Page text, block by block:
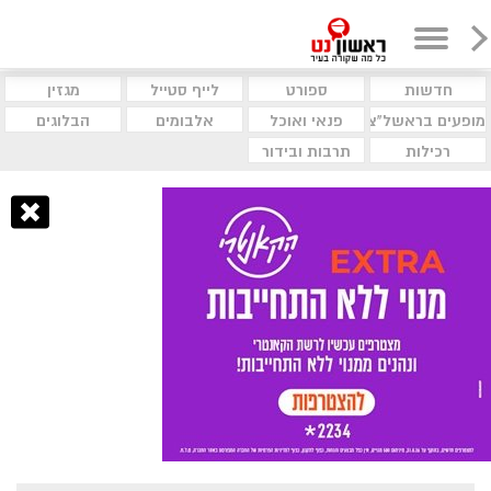
חדשות ספורט לייף סטייל
מגזין
מופעים בראשל"צ
פנאי ואוכל אלבומים
הבלוגים
רכילות
תרבות ובידור